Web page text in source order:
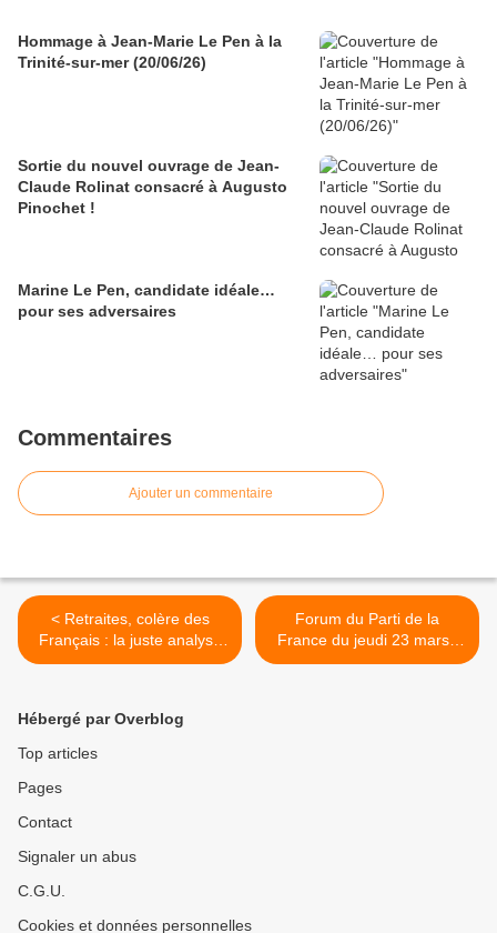
Hommage à Jean-Marie Le Pen à la
Trinité-sur-mer (20/06/26)
Sortie du nouvel ouvrage de Jean-
Claude Rolinat consacré à Augusto
Pinochet !
Marine Le Pen, candidate idéale…
pour ses adversaires
Commentaires
Ajouter un commentaire
< Retraites, colère des
Français : la juste analyse
d'Éric Zemmour
Forum du Parti de la
France du jeudi 23 mars :
bilan et perspectives du
Hébergé par Overblog
Top articles
Pages
Contact
Signaler un abus
C.G.U.
Cookies et données personnelles